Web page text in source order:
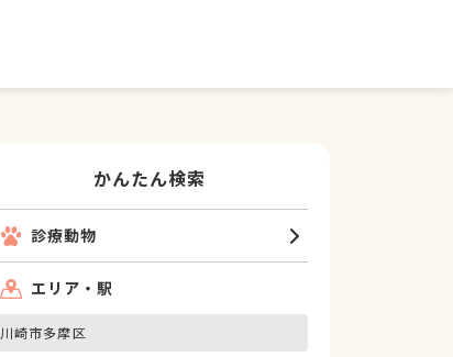
かんたん検索
診療動物
エリア・駅
川崎市多摩区